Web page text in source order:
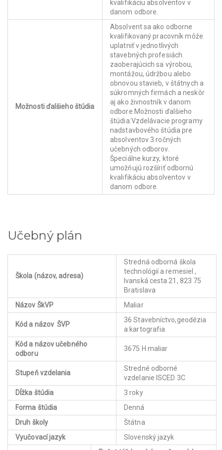
kvalifikáciu absolventov v
danom odbore.
Možnosti ďalšieho štúdia
Absolvent sa ako odborne
kvalifikovaný pracovník môže
uplatniť v jednotlivých
stavebných profesiách
zaoberajúcich sa výrobou,
montážou, údržbou alebo
obnovou stavieb, v štátnych a
súkromných firmách a neskôr
aj ako živnostník v danom
odbore.Možnosti ďalšieho
štúdia:Vzdelávacie programy
nadstavbového štúdia pre
absolventov 3.ročných
učebných odborov.
Špeciálne kurzy, ktoré
umožňujú rozšíriť odbornú
kvalifikáciu absolventov v
danom odbore.
Učebný plán
Škola (názov, adresa)
Stredná odborná škola
technológií a remesiel ,
Ivanská cesta 21, 823 75
Bratislava
Názov ŠkVP
Maliar
Kód a názov ŠVP
36 Stavebníctvo,geodézia
a kartografia
Kód a názov učebného
odboru
3675 H maliar
Stupeň vzdelania
Stredné odborné
vzdelanie ISCED 3C
Dĺžka štúdia
3 roky
Forma štúdia
Denná
Druh školy
Štátna
Vyučovací jazyk
Slovenský jazyk